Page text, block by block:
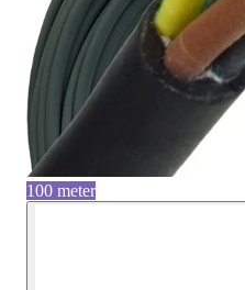
100 meter